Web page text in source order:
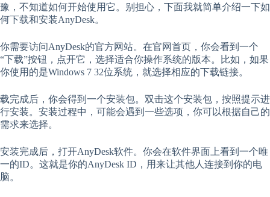
豫，不知道如何开始使用它。别担心，下面我就简单介绍一下如
何下载和安装AnyDesk。
你需要访问AnyDesk的官方网站。在官网首页，你会看到一个
“下载”按钮，点开它，选择适合你操作系统的版本。比如，如果
你使用的是Windows 7 32位系统，就选择相应的下载链接。
载完成后，你会得到一个安装包。双击这个安装包，按照提示进
行安装。安装过程中，可能会遇到一些选项，你可以根据自己的
需求来选择。
安装完成后，打开AnyDesk软件。你会在软件界面上看到一个唯
一的ID。这就是你的AnyDesk ID，用来让其他人连接到你的电
脑。